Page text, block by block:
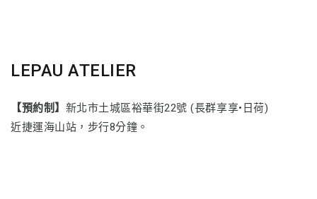
LEPAU ATELIER
【預約制】 新北市土城區裕華街22號 (長群享享•日荷)
近捷運海山站，步行8分鐘。